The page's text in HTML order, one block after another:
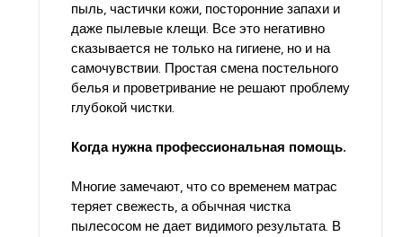
пыль, частички кожи, посторонние запахи и
даже пылевые клещи. Все это негативно
сказывается не только на гигиене, но и на
самочувствии. Простая смена постельного
белья и проветривание не решают проблему
глубокой чистки.
Когда нужна профессиональная помощь.
Многие замечают, что со временем матрас
теряет свежесть, а обычная чистка
пылесосом не дает видимого результата. В